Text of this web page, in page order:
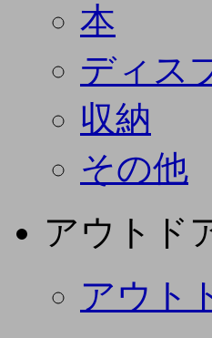
本
ディス
収納
その他
アウトド
アウト